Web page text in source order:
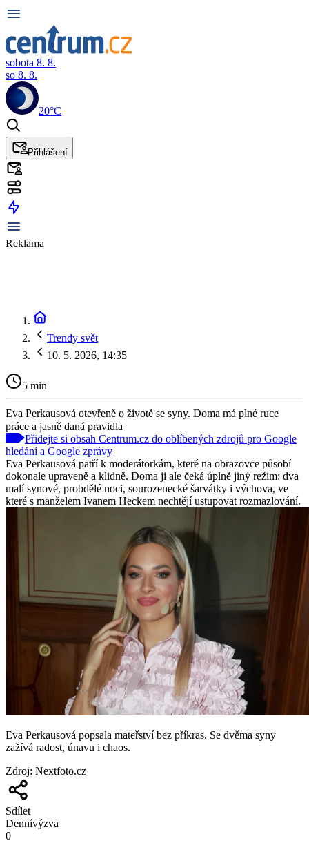
sobota 8. 8.
so 8. 8.
20°C
Přihlášení
Reklama
Trendy svět
10. 5. 2026, 14:35
5 min
Eva Perkausová otevřeně o životě se syny. Doma má plné ruce
práce a jasně daná pravidla
Přidejte si obsah Centrum.cz do oblíbených zdrojů pro Google
hledání a Google zprávy
Eva Perkausová patří k moderátorkám, které na obrazovce působí
dokonale upraveně a klidně. Doma ji ale čeká úplně jiný režim: dva
malí synové, probdělé noci, sourozenecké šarvátky i výchova, ve
které s manželem Ivanem Heckem nechtějí ustupovat rozmazlování.
Eva Perkausová popsala mateřství bez příkras. Se dvěma syny
zažívá radost, únavu i chaos.
Zdroj: Nextfoto.cz
Sdílet
Dennívýzva
0